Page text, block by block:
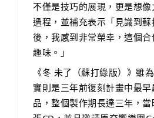
不僅是技巧的展現，更是想
過程，並補充表示「見識到
後，我感到非常榮幸，這個
趣味。」
《冬 未了（蘇打綠版）》雖
實則是三年前復刻計畫中最
品，整個製作期長達三年，